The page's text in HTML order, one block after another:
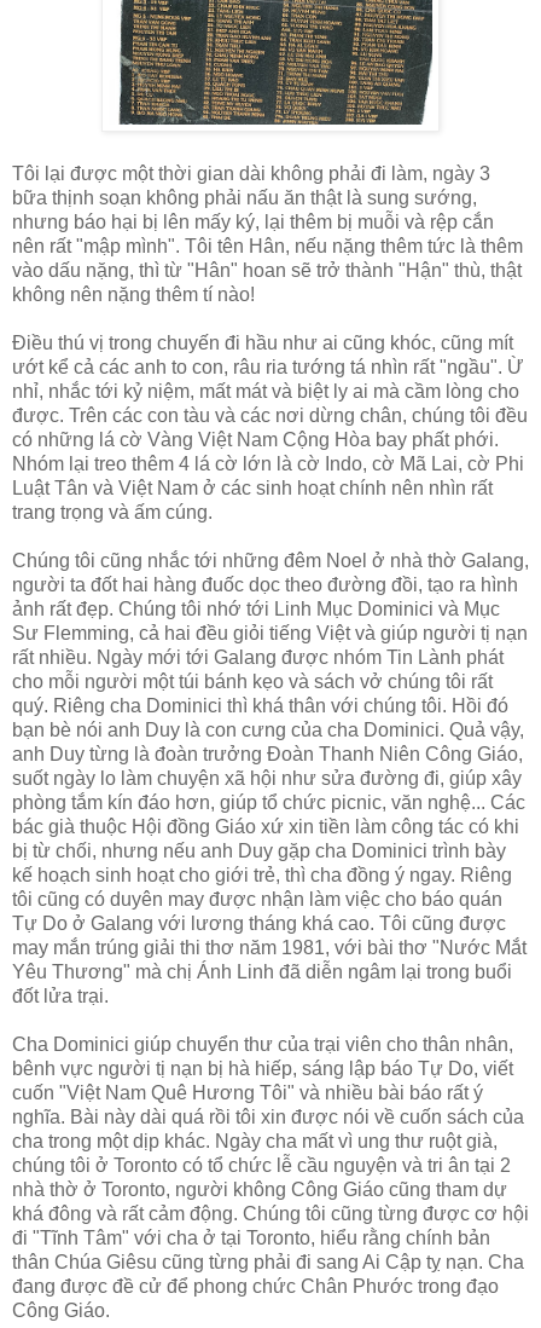
Tôi lại được một thời gian dài không phải đi làm, ngày 3
bữa thịnh soạn không phải nấu ăn thật là sung sướng,
nhưng báo hại bị lên mấy ký, lại thêm bị muỗi và rệp cắn
nên rất "mập mình". Tôi tên Hân, nếu nặng thêm tức là thêm
vào dấu nặng, thì từ "Hân" hoan sẽ trở thành "Hận" thù, thật
không nên nặng thêm tí nào!
Điều thú vị trong chuyến đi hầu như ai cũng khóc, cũng mít
ướt kể cả các anh to con, râu ria tướng tá nhìn rất "ngầu". Ừ
nhỉ, nhắc tới kỷ niệm, mất mát và biệt ly ai mà cầm lòng cho
được. Trên các con tàu và các nơi dừng chân, chúng tôi đều
có những lá cờ Vàng Việt Nam Cộng Hòa bay phất phới.
Nhóm lại treo thêm 4 lá cờ lớn là cờ Indo, cờ Mã Lai, cờ Phi
Luật Tân và Việt Nam ở các sinh hoạt chính nên nhìn rất
trang trọng và ấm cúng.
Chúng tôi cũng nhắc tới những đêm Noel ở nhà thờ Galang,
người ta đốt hai hàng đuốc dọc theo đường đồi, tạo ra hình
ảnh rất đẹp. Chúng tôi nhớ tới Linh Mục Dominici và Mục
Sư Flemming, cả hai đều giỏi tiếng Việt và giúp người tị nạn
rất nhiều. Ngày mới tới Galang được nhóm Tin Lành phát
cho mỗi người một túi bánh kẹo và sách vở chúng tôi rất
quý. Riêng cha Dominici thì khá thân với chúng tôi. Hồi đó
bạn bè nói anh Duy là con cưng của cha Dominici. Quả vậy,
anh Duy từng là đoàn trưởng Đoàn Thanh Niên Công Giáo,
suốt ngày lo làm chuyện xã hội như sửa đường đi, giúp xây
phòng tắm kín đáo hơn, giúp tổ chức picnic, văn nghệ... Các
bác già thuộc Hội đồng Giáo xứ xin tiền làm công tác có khi
bị từ chối, nhưng nếu anh Duy gặp cha Dominici trình bày
kế hoạch sinh hoạt cho giới trẻ, thì cha đồng ý ngay. Riêng
tôi cũng có duyên may được nhận làm việc cho báo quán
Tự Do ở Galang với lương tháng khá cao. Tôi cũng được
may mắn trúng giải thi thơ năm 1981, với bài thơ "Nước Mắt
Yêu Thương" mà chị Ánh Linh đã diễn ngâm lại trong buổi
đốt lửa trại.
Cha Dominici giúp chuyển thư của trại viên cho thân nhân,
bênh vực người tị nạn bị hà hiếp, sáng lập báo Tự Do, viết
cuốn "Việt Nam Quê Hương Tôi" và nhiều bài báo rất ý
nghĩa. Bài này dài quá rồi tôi xin được nói về cuốn sách của
cha trong một dịp khác. Ngày cha mất vì ung thư ruột già,
chúng tôi ở Toronto có tổ chức lễ cầu nguyện và tri ân tại 2
nhà thờ ở Toronto, người không Công Giáo cũng tham dự
khá đông và rất cảm động. Chúng tôi cũng từng được cơ hội
đi "Tĩnh Tâm" với cha ở tại Toronto, hiểu rằng chính bản
thân Chúa Giêsu cũng từng phải đi sang Ai Cập tỵ nạn. Cha
đang được đề cử để phong chức Chân Phước trong đạo
Công Giáo.